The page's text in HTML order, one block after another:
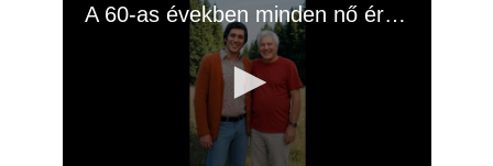
A 60-as években minden nő értük rajongott